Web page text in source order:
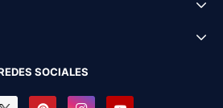
SOCIALES